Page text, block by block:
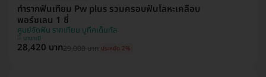
ทำรากฟันเทียม Pw plus รวมครอบฟันโลหะเคลือบ
พอร์ซเลน 1 ซี่
ศูนย์จัดฟัน รากเทียม บูทีคเด็นทัล
บางกะปิ
28,420 บาท29,000 บาท ประหยัด 2%